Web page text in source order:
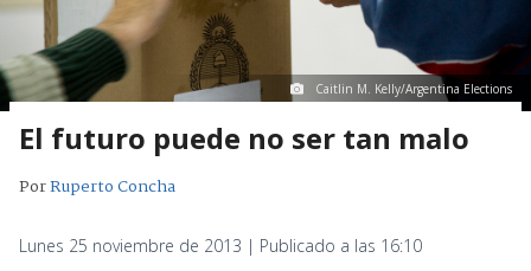
Caitlin M. Kelly/Argentina Elections
El futuro puede no ser tan malo
PorRuperto Concha
Lunes 25 noviembre de 2013 | Publicado a las 16:10